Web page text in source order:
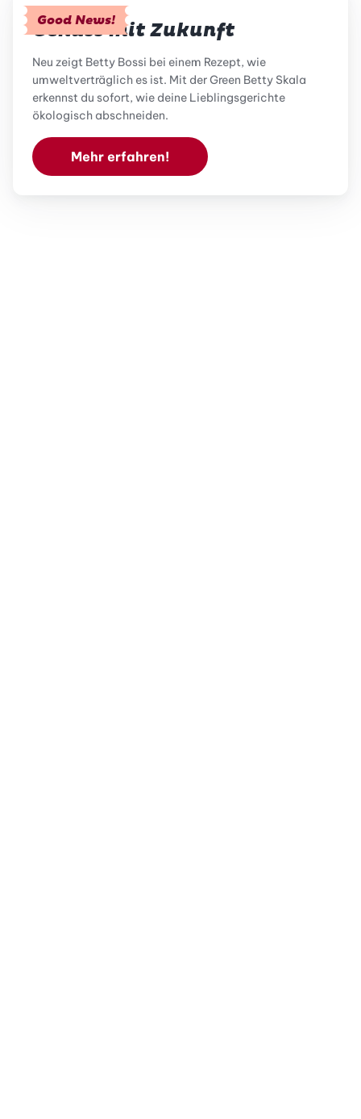
Good News!
Genuss mit Zukunft
Neu zeigt Betty Bossi bei einem Rezept, wie
umweltverträglich es ist. Mit der Green Betty Skala
erkennst du sofort, wie deine Lieblingsgerichte
ökologisch abschneiden.
Mehr erfahren!